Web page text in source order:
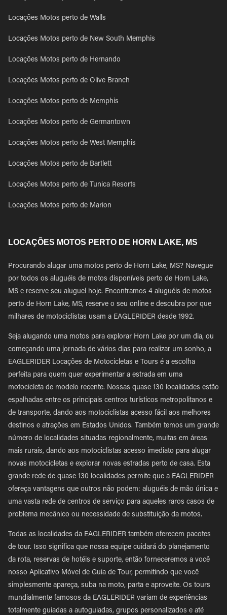
Locações Motos perto de Walls
Locações Motos perto de New South Memphis
Locações Motos perto de Hernando
Locações Motos perto de Olive Branch
Locações Motos perto de Memphis
Locações Motos perto de Germantown
Locações Motos perto de West Memphis
Locações Motos perto de Bartlett
Locações Motos perto de Tunica Resorts
Locações Motos perto de Marion
LOCAÇÕES MOTOS PERTO DE HORN LAKE, MS
Procurando alugar uma motos perto de Horn Lake, MS? Navegue
por todos os aluguéis de motos disponíveis perto de Horn Lake,
MS e reserve seu aluguel hoje. Encontramos 4 aluguéis de motos
perto de Horn Lake, MS, reserve o seu online e descubra por que
milhares de motociclistas usam a EAGLERIDER desde 1992.
Seja alugando uma motos para explorar Horn Lake por um dia, ou
começando uma jornada de vários dias para realizar um sonho, a
EAGLERIDER Locações de Motocicletas e Tours é a escolha
perfeita para quem quer experimentar a estrada em uma
motocicleta de modelo recente. Nossas quase 130 localidades estão
espalhadas entre os principais centros turísticos metropolitanos e
de transporte, dando aos motociclistas acesso fácil aos melhores
destinos e atrações em Estados Unidos. Também temos um grande
número de localidades situadas regionalmente, muitas em áreas
mais rurais, dando aos motociclistas acesso imediato para alugar
novas motocicletas e explorar novas estradas perto de casa. Esta
grande rede de quase 130 localidades permite que a EAGLERIDER
ofereça vantagens que outros não podem: aluguéis de mão única e
uma vasta rede de centros de serviço para aqueles raros casos de
problema mecânico ou necessidade de substituição da motos.
Todas as localidades da EAGLERIDER também oferecem pacotes
de tour. Isso significa que nossa equipe cuidará do planejamento
da rota, reservas de hotéis e suporte, então forneceremos a você
nosso Aplicativo Móvel de Guia de Tour, permitindo que você
simplesmente apareça, suba na moto, parta e aproveite. Os tours
mundialmente famosos da EAGLERIDER variam de experiências
totalmente guiadas a autoguiadas, grupos personalizados e até